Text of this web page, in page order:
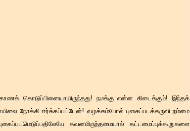
கொடுப்பினையாயிருந்தது! நமக்கு என்ன கிடைக்கும்! இந்தக்
நோக்கி ஈர்க்கப்பட்டேன்! வழக்கம்போல் புகைப்படக்கருவி நம்மை
கவனமிருந்தமையால் கட்டமைப்புக்கூறுகளை